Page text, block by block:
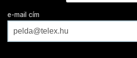
e-mail cím